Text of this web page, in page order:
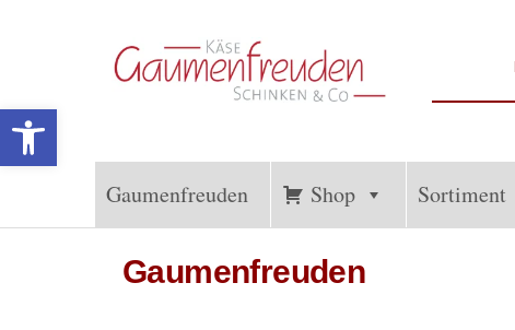
Werkzeugleiste öffnen
und
Internationale
Spezialitäten
Gaumenfreuden Shop Sortiment
Gaumenfreuden